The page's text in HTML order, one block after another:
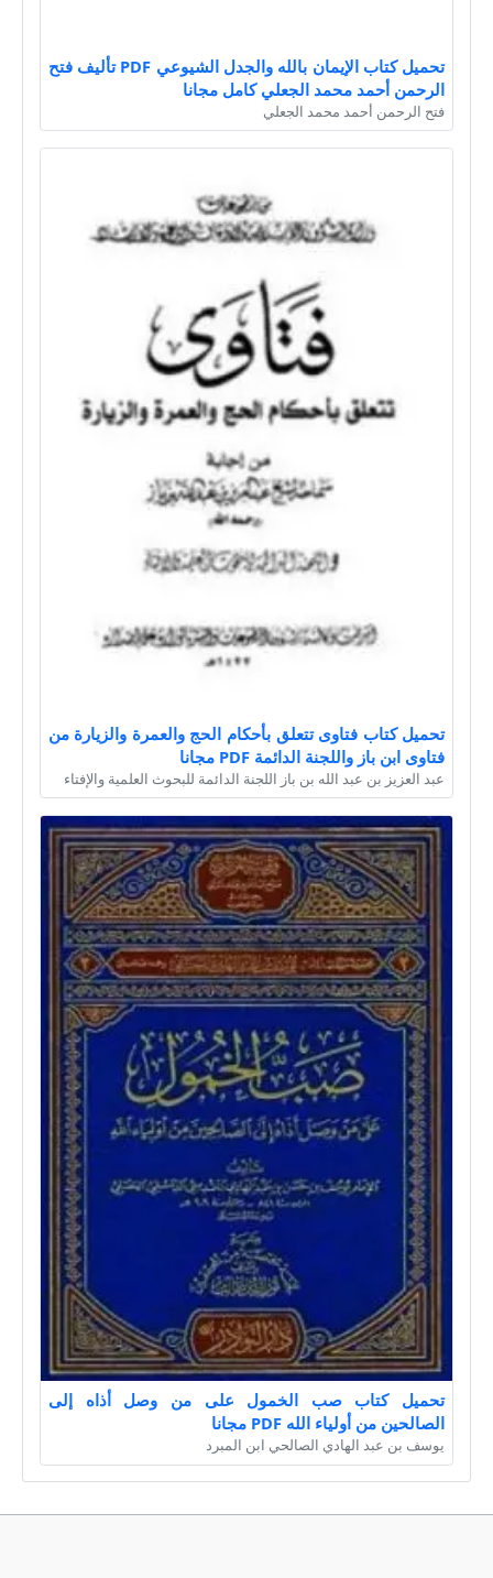
تحميل كتاب الإيمان بالله والجدل الشيوعي PDF تأليف فتح
الرحمن أحمد محمد الجعلي كامل مجانا
فتح الرحمن أحمد محمد الجعلي
تحميل كتاب فتاوى تتعلق بأحكام الحج والعمرة والزيارة من
فتاوى ابن باز واللجنة الدائمة PDF مجانا
عبد العزيز بن عبد الله بن باز اللجنة الدائمة للبحوث العلمية والإفتاء
تحميل كتاب صب الخمول على من وصل أذاه إلى
الصالحين من أولياء الله PDF مجانا
يوسف بن عبد الهادي الصالحي ابن المبرد